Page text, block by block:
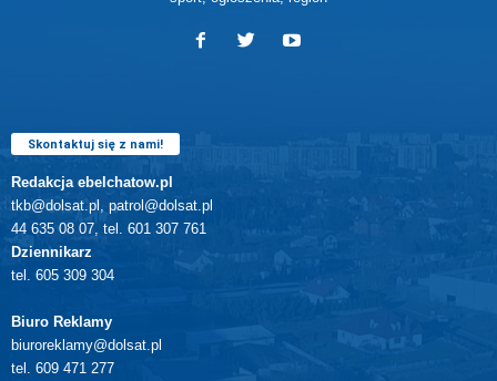
Skontaktuj się z nami!
Redakcja ebelchatow.pl
tkb@dolsat.pl, patrol@dolsat.pl
44 635 08 07, tel. 601 307 761
Dziennikarz
tel. 605 309 304
Biuro Reklamy
biuroreklamy@dolsat.pl
tel. 609 471 277